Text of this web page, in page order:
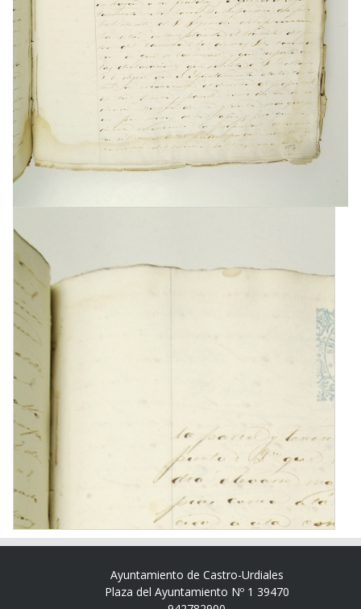
Ayuntamiento de Castro-Urdiales
Plaza del Ayuntamiento Nº 1 39470